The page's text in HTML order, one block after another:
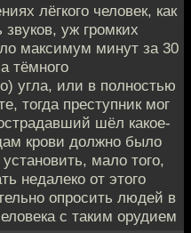
лёгкого человек, как
уж громких
максимум минут за 30
тёмного
угла, или в полностью
тогда преступник мог
шёл какое-
крови должно было
мало того,
недалеко от этого
опросить людей в
с таким орудием